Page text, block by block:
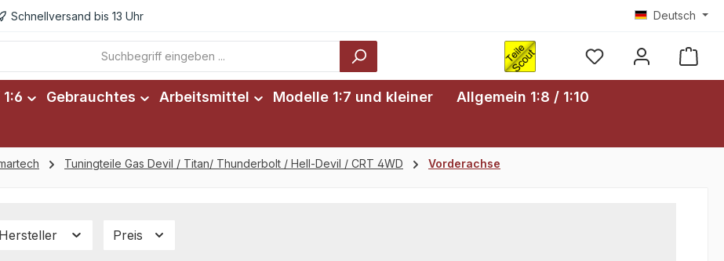
Schnellversand bis 13 Uhr Deutsch
Gebrauchtes Arbeitsmittel Modelle 1:7 und kleiner Allgemein 1:8 / 1:10
Tuningteile Gas Devil / Titan/ Thunderbolt / Hell-Devil / CRT 4WD Vorderachse
Hersteller Preis